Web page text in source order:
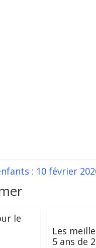
: 10 février
le
Les
5 ans de